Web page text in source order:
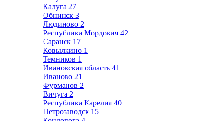
Калуга 27
Обнинск 3
Людиново 2
Республика Мордовия 42
Саранск 17
Ковылкино 1
Темников 1
Ивановская область 41
Иваново 21
Фурманов 2
Вичуга 2
Республика Карелия 40
Петрозаводск 15